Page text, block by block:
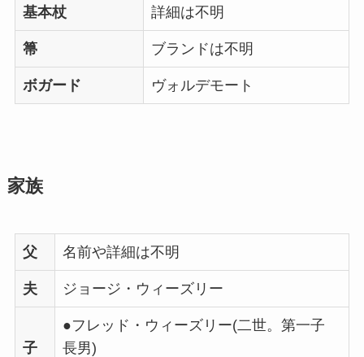
基本杖 詳細は不明
箒 ブランドは不明
ボガード ヴォルデモート
家族
父 名前や詳細は不明
夫 ジョージ・ウィーズリー
子
●フレッド・ウィーズリー(二世。第一子
長男)